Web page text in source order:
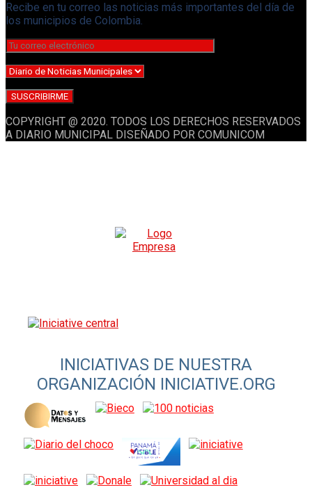
Recibe en tu correo las noticias más importantes del día de
los municipios de Colombia.
COPYRIGHT @ 2020. TODOS LOS DERECHOS RESERVADOS
A DIARIO MUNICIPAL DISEÑADO POR COMUNICOM
INICIATIVAS DE NUESTRA
ORGANIZACIÓN INICIATIVE.ORG